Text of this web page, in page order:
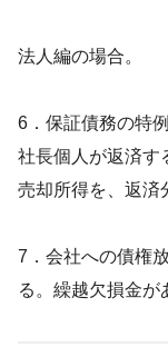
法人編の場合。
6．保証債務の特
社長個人が返済す
売却所得を、返済
7．会社への債権
る。繰越欠損金が